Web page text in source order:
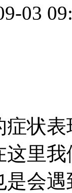
03
表
里
会